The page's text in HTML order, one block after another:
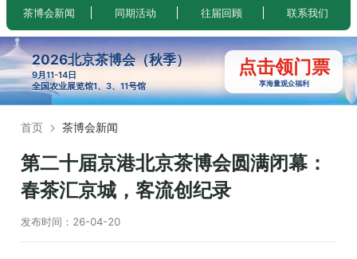
茶博会新闻 同期活动 往届回顾 联系我们
2026北京茶博会（秋季）
9月11-14日
全国农业展览馆1、3、11号馆
点击领门票
享海量观众福利
首页 茶博会新闻
第二十届京港北京茶博会圆满闭幕：
春茶汇京城，客流创纪录
发布时间： 26-04-20